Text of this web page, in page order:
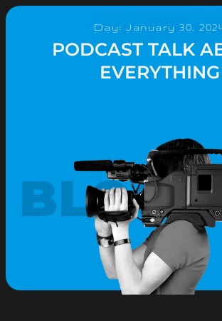
Day: January 30,
PODCAST TALK
EVERYTHING
BLOG